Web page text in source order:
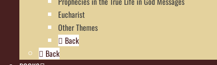
Eucharist
Other Themes
Back
Back